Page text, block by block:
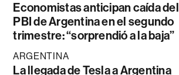
Economistas anticipan caída del
PBI de Argentina en el segundo
trimestre: “sorprendió a la baja”
ARGENTINA
La llegada de Tesla a Argentina